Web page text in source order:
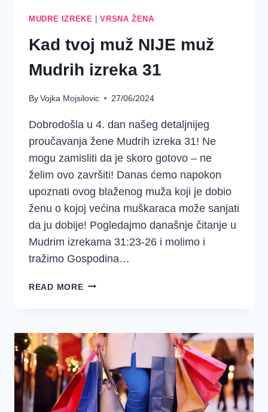
MUDRE IZREKE |VRSNA ŽENA
Kad tvoj muž NIJE muž
Mudrih izreka 31
ByVojka Mojsilovic 27/06/2024
Dobrodošla u 4. dan našeg detaljnijeg
proučavanja žene Mudrih izreka 31! Ne
mogu zamisliti da je skoro gotovo – ne
želim ovo završiti! Danas ćemo napokon
upoznati ovog blaženog muža koji je dobio
ženu o kojoj većina muškaraca može sanjati
da ju dobije! Pogledajmo današnje čitanje u
Mudrim izrekama 31:23-26 i molimo i
tražimo Gospodina…
READ MOREKAD
MUŽ
MUDRIH
IZREKA
31